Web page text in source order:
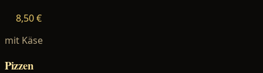
8,50 €
mit Käse
Pizzen